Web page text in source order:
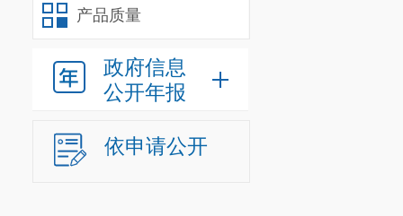
产品质量
政府信息
公开年报
依申请公开